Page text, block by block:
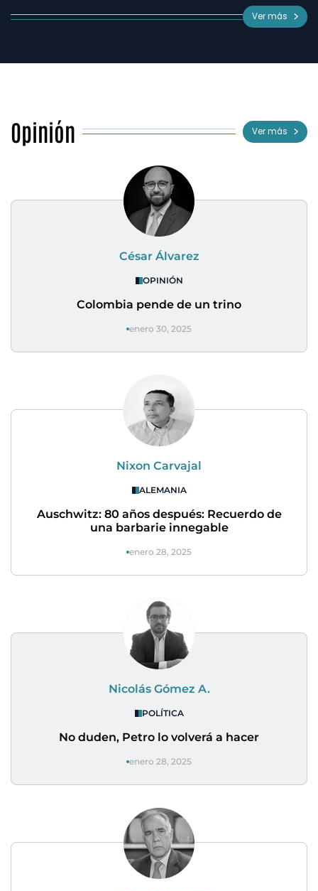
Ver más
Opinión Ver más
César Álvarez
OPINIÓN
Colombia pende de un trino
enero 30, 2025
Nixon Carvajal
ALEMANIA
Auschwitz: 80 años después: Recuerdo de
una barbarie innegable
enero 28, 2025
Nicolás Gómez A.
POLÍTICA
No duden, Petro lo volverá a hacer
enero 28, 2025